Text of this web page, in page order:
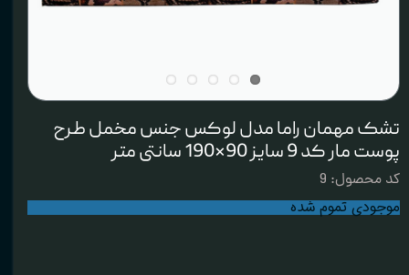
تشک مهمان راما مدل لوکس جنس مخمل طرح
پوست مار کد 9 سایز 90×190 سانتی متر
کد محصول: 9
موجودی تموم شده